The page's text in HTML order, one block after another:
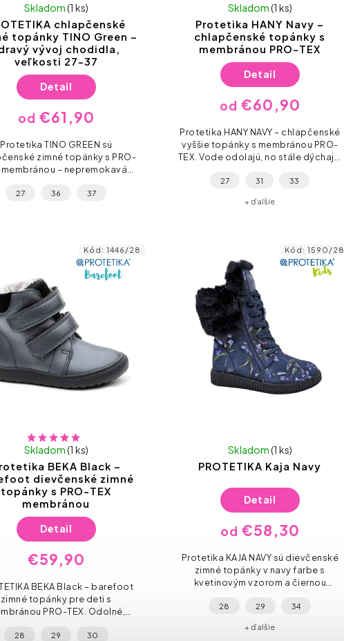
chlapčenské
topánky TINO Green –
vývoj chodidla,
veľkosti 27-37
Skladom(1 ks)
od €61,90
Detail
Protetika TINO GREEN sú
zimné topánky s PRO-
– nepremokavá
zaručí, že nožičky zostanú
27 36 37
Protetika HANY Navy –
chlapčenské topánky s
membránou PRO-TEX
Skladom(1 ks)
od €60,90
Detail
Protetika HANY NAVY – chlapčenské
vyššie topánky s membránou PRO-
TEX. Vode odolajú, no stále dýchajú.
špička a pružná podošva = ready na
27 31 33
+ ďalšie
BEKA Black –
dievčenské zimné
topánky s PRO-TEX
membránou
Skladom(1 ks)
€59,90
Detail
BEKA Black – barefoot
zimné topánky pre deti s
PRO-TEX. Odolné,
farbe, ktorá sadne ku
28 29 30
Kód:1446/28
PROTETIKA Kaja Navy
Skladom(1 ks)
od €58,30
Detail
Protetika KAJA NAVY sú dievčenské
zimné topánky v navy farbe s
kvetinovým vzorom a čiernou
zips aj šnúrky, stielka je anatomicky
28 29 34
+ ďalšie
Kód:1590/28